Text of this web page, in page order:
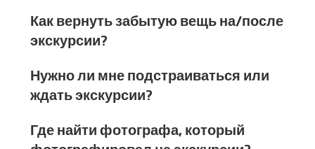
Как вернуть забытую вещь на/после
экскурсии?
Нужно ли мне подстраиваться или
ждать экскурсии?
Где найти фотографа, который